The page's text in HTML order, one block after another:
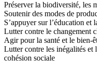
Préserver la biodiversité, les
Soutenir des modes de
S’appuyer sur l’éducation
Lutter contre le changement
Agir pour la santé et le bien-
Lutter contre les inégalités et
cohésion sociale